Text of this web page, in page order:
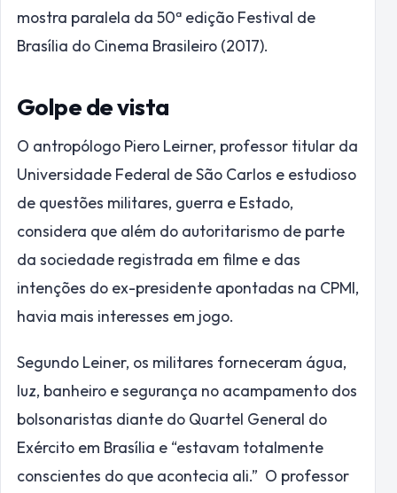
mostra paralela da 50ª edição Festival de
Brasília do Cinema Brasileiro (2017).
Golpe de vista
O antropólogo Piero Leirner, professor titular da
Universidade Federal de São Carlos e estudioso
de questões militares, guerra e Estado,
considera que além do autoritarismo de parte
da sociedade registrada em filme e das
intenções do ex-presidente apontadas na CPMI,
havia mais interesses em jogo.
Segundo Leiner, os militares forneceram água,
luz, banheiro e segurança no acampamento dos
bolsonaristas diante do Quartel General do
Exército em Brasília e “estavam totalmente
conscientes do que acontecia ali.” O professor